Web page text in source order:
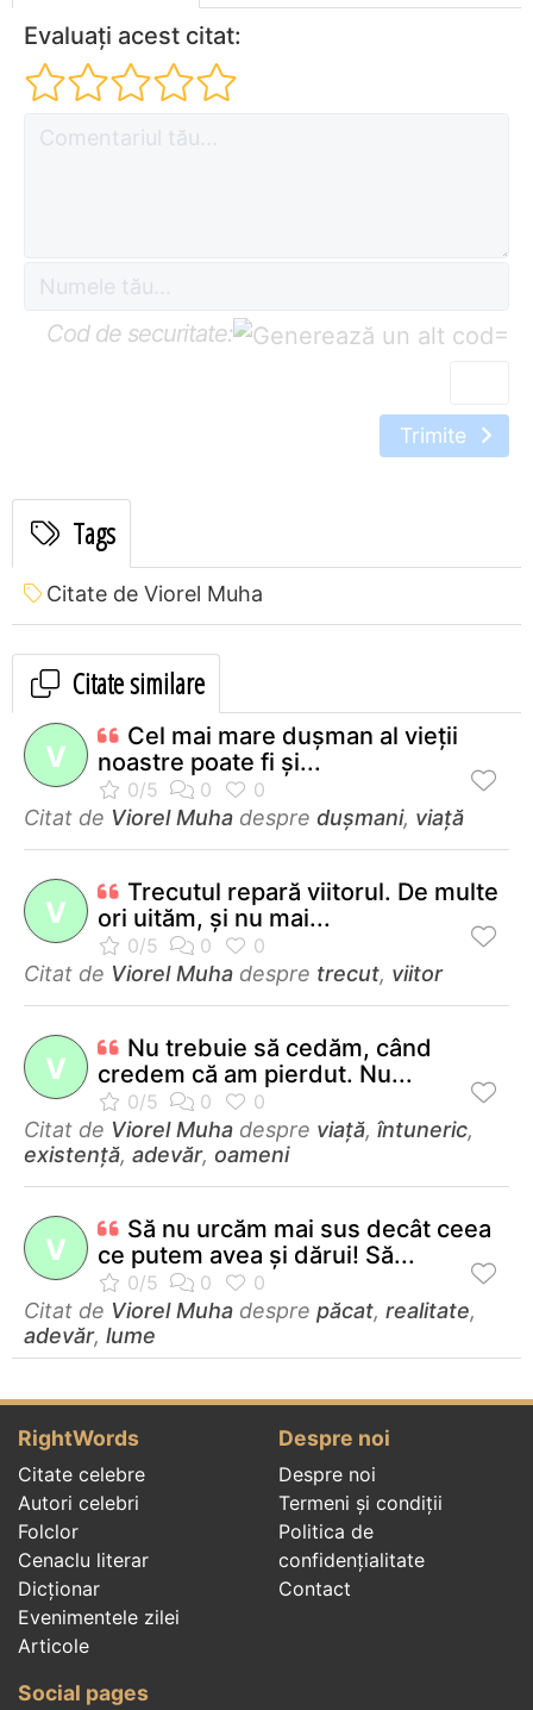
Evaluați acest citat:
Cod de securitate: =
Trimite
Tags
Citate de Viorel Muha
Citate similare
V
Cel mai mare duşman al vieţii
noastre poate fi şi...
Citat de Viorel Muha despre dușmani, viață
V
Trecutul repară viitorul. De multe
ori uităm, şi nu mai...
Citat de Viorel Muha despre trecut, viitor
V
Nu trebuie să cedăm, când
credem că am pierdut. Nu...
Citat de Viorel Muha despre viață, întuneric,
existență, adevăr, oameni
V
Să nu urcăm mai sus decât ceea
ce putem avea şi dărui! Să...
Citat de Viorel Muha despre păcat, realitate,
adevăr, lume
RightWords
Citate celebre
Autori celebri
Folclor
Cenaclu literar
Dicționar
Evenimentele zilei
Articole
Despre noi
Despre noi
Termeni și condiții
Politica de
confidenţialitate
Contact
Social pages